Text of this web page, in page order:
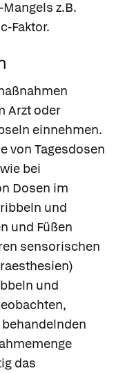
-Mangels z.B.
Faktor.
Arzt oder
einnehmen.
von Tagesdosen
bei
Dosen im
und
und Füßen
sensorischen
und
das